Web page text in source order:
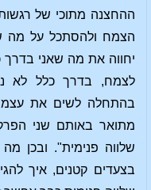
ההחצנה מתוכי של
הצמח ולהסתכל על מה
יחווה את מה שאני
לצמח, בדרך כלל לא
בהתחלה לשים את
מתואר באותם שני
שלווה פנימית". ובכן
בצעדים קטנים, איך